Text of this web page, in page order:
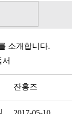
소개합니다.
서
잔홍즈